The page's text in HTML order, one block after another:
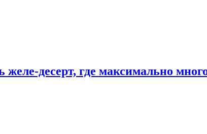
желе-десерт, где максимально